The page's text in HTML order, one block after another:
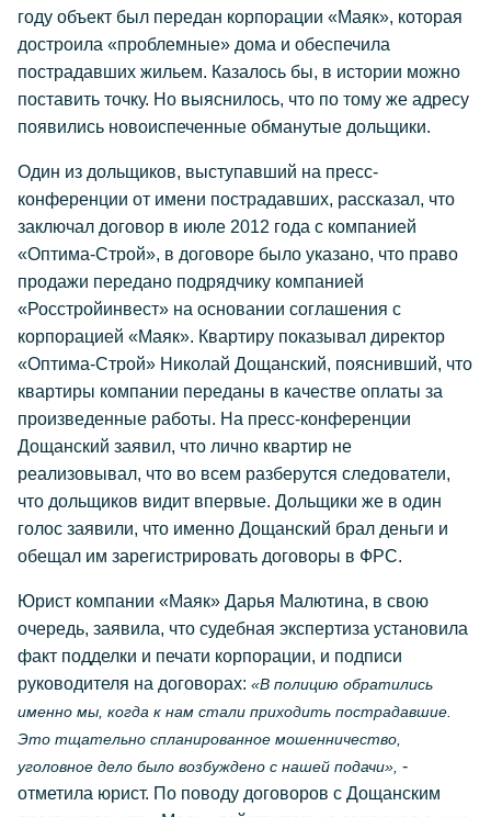
году объект был передан корпорации «Маяк», которая
достроила «проблемные» дома и обеспечила
пострадавших жильем. Казалось бы, в истории можно
поставить точку. Но выяснилось, что по тому же адресу
появились новоиспеченные обманутые дольщики.
Один из дольщиков, выступавший на пресс-
конференции от имени пострадавших, рассказал, что
заключал договор в июле 2012 года с компанией
«Оптима-Строй», в договоре было указано, что право
продажи передано подрядчику компанией
«Росстройинвест» на основании соглашения с
корпорацией «Маяк». Квартиру показывал директор
«Оптима-Строй» Николай Дощанский, пояснивший, что
квартиры компании переданы в качестве оплаты за
произведенные работы. На пресс-конференции
Дощанский заявил, что лично квартир не
реализовывал, что во всем разберутся следователи,
что дольщиков видит впервые. Дольщики же в один
голос заявили, что именно Дощанский брал деньги и
обещал им зарегистрировать договоры в ФРС.
Юрист компании «Маяк» Дарья Малютина, в свою
очередь, заявила, что судебная экспертиза установила
факт подделки и печати корпорации, и подписи
руководителя на договорах: «В полицию обратились
именно мы, когда к нам стали приходить пострадавшие.
Это тщательно спланированное мошенничество,
уголовное дело было возбуждено с нашей подачи», -
отметила юрист. По поводу договоров с Дощанским